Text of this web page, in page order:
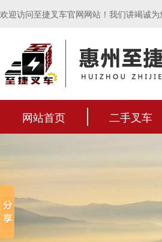
欢迎访问至捷叉车官网网站！我们讲竭诚为
网站首页 二手叉车